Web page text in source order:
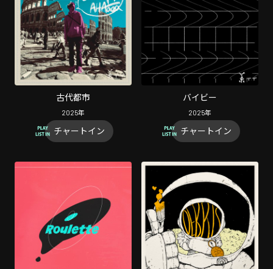
古代都市
2025年
チャートイン
バイビー
2025年
チャートイン